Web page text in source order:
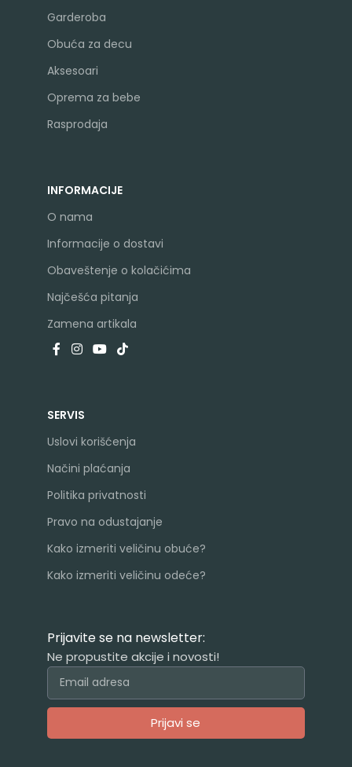
Garderoba
Obuća za decu
Aksesoari
Oprema za bebe
Rasprodaja
INFORMACIJE
O nama
Informacije o dostavi
Obaveštenje o kolačićima
Najčešća pitanja
Zamena artikala
SERVIS
Uslovi korišćenja
Načini plaćanja
Politika privatnosti
Pravo na odustajanje
Kako izmeriti veličinu obuće?
Kako izmeriti veličinu odeće?
Prijavite se na newsletter:
Ne propustite akcije i novosti!
Prijavi se